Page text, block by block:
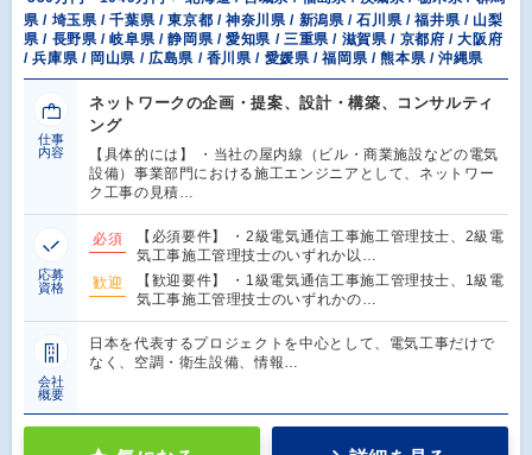
県 / 埼玉県 / 千葉県 / 東京都 / 神奈川県 / 新潟県 / 石川県 / 福井県 / 山梨
県 / 長野県 / 岐阜県 / 静岡県 / 愛知県 / 三重県 / 滋賀県 / 京都府 / 大阪府
/ 兵庫県 / 岡山県 / 広島県 / 香川県 / 愛媛県 / 福岡県 / 熊本県 / 沖縄県
仕事
内容
ネットワークの企画・提案、設計・構築、コンサルティ
ング
【具体的には】 ・当社の屋内線（ビル・商業施設などの電気
設備）事業部門における施工エンジニアとして、ネットワー
ク工事の見積…
応募
資格
必須
【必須要件】 ・2級電気通信工事施工管理技士、2級電
気工事施工管理技士のいずれか以…
歓迎
【歓迎要件】 ・1級電気通信工事施工管理技士、1級電
気工事施工管理技士のいずれかの…
会社
概要
日本を代表するプロジェクトを中心として、電気工事だけで
なく、空調・衛生設備、情報…